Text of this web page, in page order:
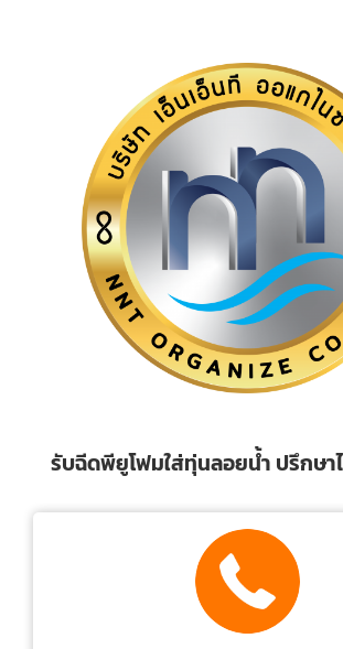
รับฉีดพียูโฟมใส่ทุ่นลอยน้ำ ปรึกษา